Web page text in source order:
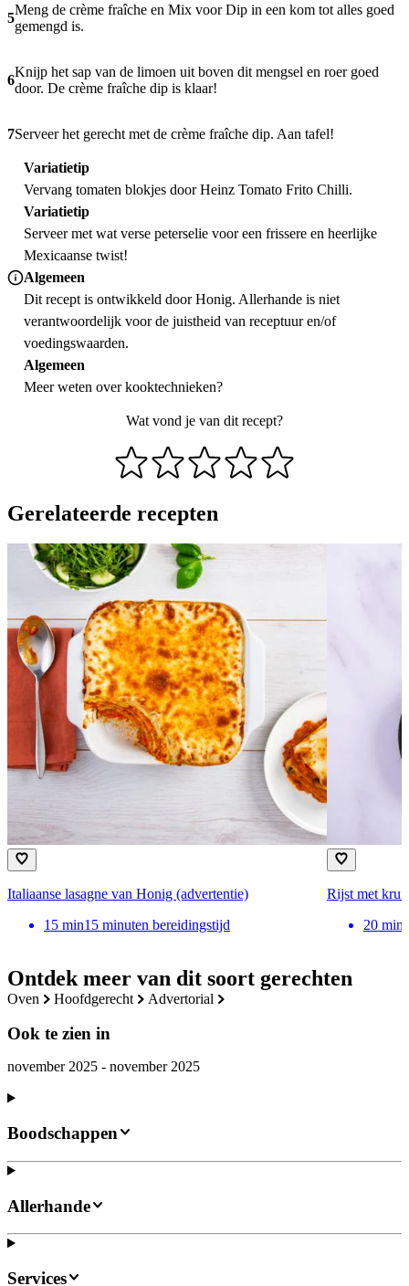
Ontdek meer van dit soort gerechten
oven hoofdgerecht advertorial
Ook te zien in
november 2025 - november 2025
5
Meng de crème fraîche en Mix voor Dip in een kom tot alles goed
gemengd is.
6
Knijp het sap van de limoen uit boven dit mengsel en roer goed
door. De crème fraîche dip is klaar!
7Serveer het gerecht met de crème fraîche dip. Aan tafel!
Variatietip
Vervang tomaten blokjes door Heinz Tomato Frito Chilli.
Variatietip
Serveer met wat verse peterselie voor een frissere en heerlijke
Mexicaanse twist!
Algemeen
Dit recept is ontwikkeld door Honig. Allerhande is niet
verantwoordelijk voor de juistheid van receptuur en/of
voedingswaarden.
Algemeen
Meer weten overkooktechnieken?
Wat vond je van dit recept?
Gerelateerde recepten
Italiaanse lasagne van Honig (advertentie)
15 min15 minuten bereidingstijd
Rijst met
20 min
Boodschappen
Allerhande
Services